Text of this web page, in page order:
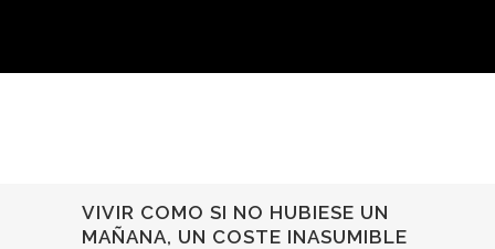
VIVIR COMO SI NO HUBIESE UN
MAÑANA, UN COSTE INASUMIBLE